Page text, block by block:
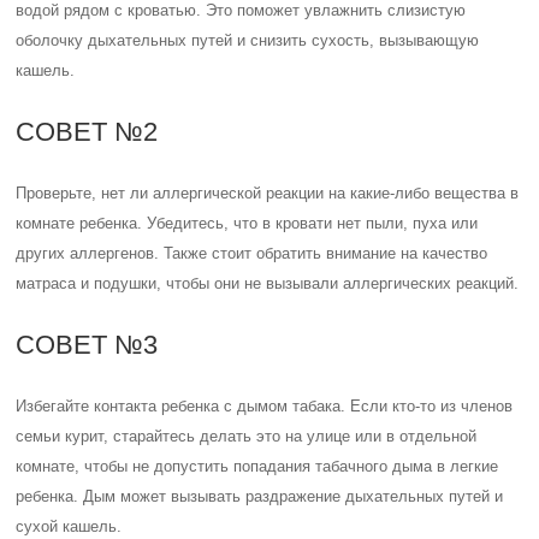
водой рядом с кроватью. Это поможет увлажнить слизистую
оболочку дыхательных путей и снизить сухость, вызывающую
кашель.
СОВЕТ №2
Проверьте, нет ли аллергической реакции на какие-либо вещества в
комнате ребенка. Убедитесь, что в кровати нет пыли, пуха или
других аллергенов. Также стоит обратить внимание на качество
матраса и подушки, чтобы они не вызывали аллергических реакций.
СОВЕТ №3
Избегайте контакта ребенка с дымом табака. Если кто-то из членов
семьи курит, старайтесь делать это на улице или в отдельной
комнате, чтобы не допустить попадания табачного дыма в легкие
ребенка. Дым может вызывать раздражение дыхательных путей и
сухой кашель.